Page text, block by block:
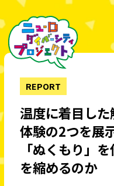
REPORT
温度に着目し
体験の2つを展
「ぬくもり」
を縮めるのか